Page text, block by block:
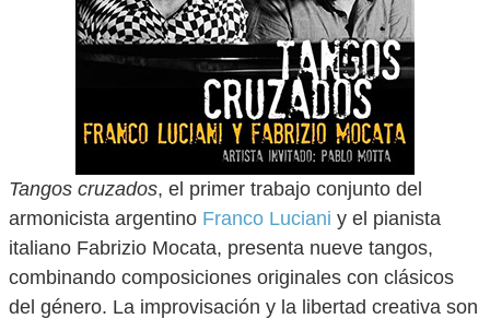
Tangos cruzados, el primer trabajo conjunto del
armonicista argentino Franco Luciani y el pianista
italiano Fabrizio Mocata, presenta nueve tangos,
combinando composiciones originales con clásicos
del género. La improvisación y la libertad creativa son